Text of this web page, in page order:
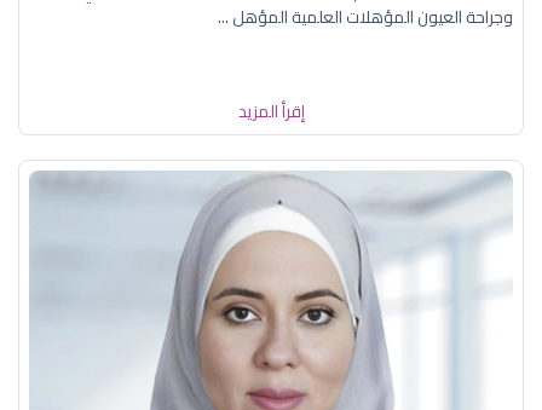
وجراحة العيون المؤهلات العلمية المؤهل ...
إقرأ المزيد